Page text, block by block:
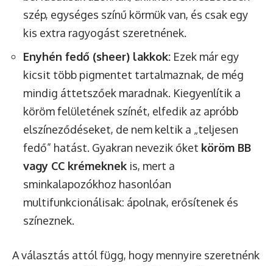
szép, egységes színű körmük van, és csak egy
kis extra ragyogást szeretnének.
Enyhén fedő (sheer) lakkok: Ezek már egy
kicsit több pigmentet tartalmaznak, de még
mindig áttetszőek maradnak. Kiegyenlítik a
köröm felületének színét, elfedik az apróbb
elszíneződéseket, de nem keltik a „teljesen
fedő” hatást. Gyakran nevezik őket köröm BB
vagy CC krémeknek is, mert a
sminkalapozókhoz hasonlóan
multifunkcionálisak: ápolnak, erősítenek és
színeznek.
A választás attól függ, hogy mennyire szeretnénk